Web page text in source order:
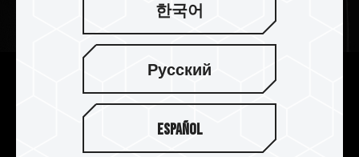
贴心挂孔设计 随取随存
贴心挂孔设计 随取随存贴心挂孔设计可将 C222 精
锌盘轻松挂置在钥匙圈、背包或是其它配件上，方
한국어
Русский
Español